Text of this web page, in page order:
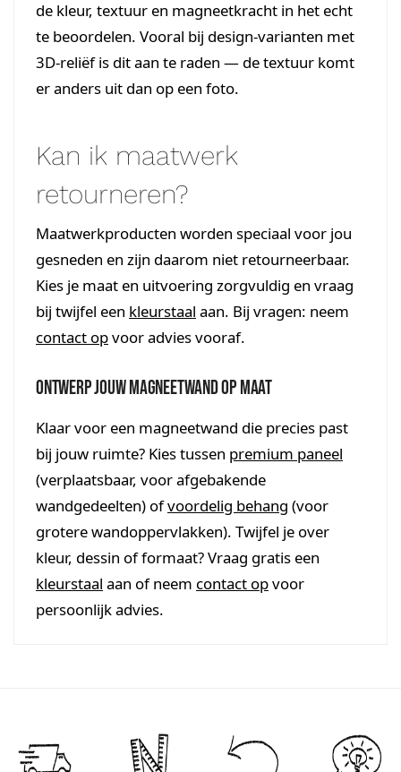
de kleur, textuur en magneetkracht in het echt
te beoordelen. Vooral bij design-varianten met
3D-reliëf is dit aan te raden — de textuur komt
er anders uit dan op een foto.
Kan ik maatwerk
retourneren?
Maatwerkproducten worden speciaal voor jou
gesneden en zijn daarom niet retourneerbaar.
Kies je maat en uitvoering zorgvuldig en vraag
bij twijfel een kleurstaal aan. Bij vragen: neem
contact opvoor advies vooraf.
Ontwerp jouw magneetwand op maat
Klaar voor een magneetwand die precies past
bij jouw ruimte? Kies tussen premium paneel
(verplaatsbaar, voor afgebakende
wandgedeelten) ofvoordelig behang (voor
grotere wandoppervlakken). Twijfel je over
kleur, dessin of formaat? Vraag gratis een
kleurstaal aan of neem contact opvoor
persoonlijk advies.